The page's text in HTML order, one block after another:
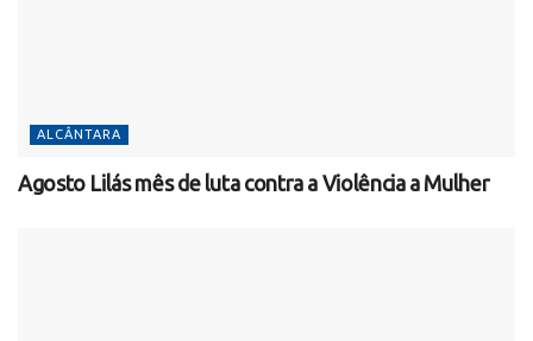
ALCÂNTARA
Agosto Lilás mês de luta contra a Violência a Mulher